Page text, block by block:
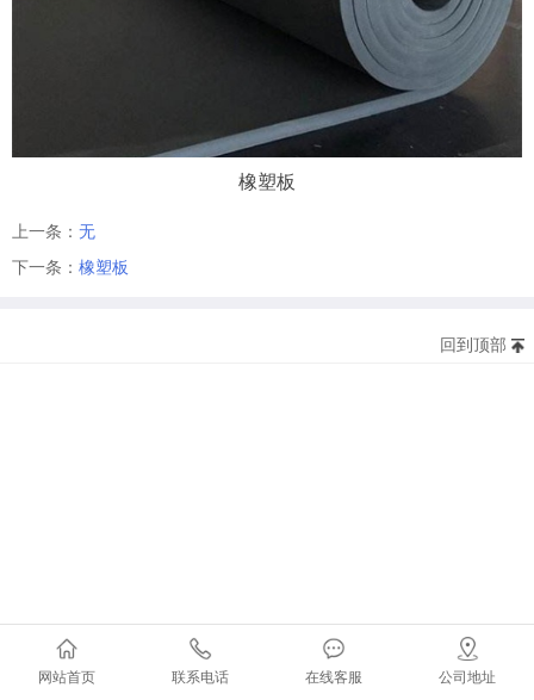
橡塑板
上一条： 无
下一条： 橡塑板
网站首页 联系电话 在线客服 公司地址
回到顶部